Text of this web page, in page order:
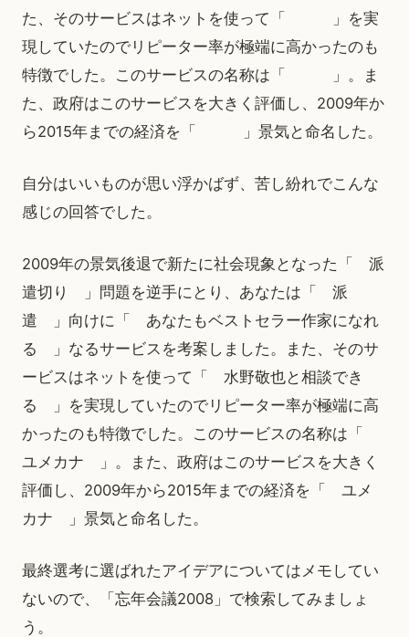
た、そのサービスはネットを使って「 」を実
現していたのでリピーター率が極端に高かったのも
特徴でした。このサービスの名称は「 」。ま
た、政府はこのサービスを大きく評価し、2009年か
ら2015年までの経済を「 」景気と命名した。
自分はいいものが思い浮かばず、苦し紛れでこんな
感じの回答でした。
2009年の景気後退で新たに社会現象となった「 派
遣切り 」問題を逆手にとり、あなたは「 派
遣 」向けに「 あなたもベストセラー作家になれ
る 」なるサービスを考案しました。また、そのサ
ービスはネットを使って「 水野敬也と相談でき
る 」を実現していたのでリピーター率が極端に高
かったのも特徴でした。このサービスの名称は「
ユメカナ 」。また、政府はこのサービスを大きく
評価し、2009年から2015年までの経済を「 ユメ
カナ 」景気と命名した。
最終選考に選ばれたアイデアについてはメモしてい
ないので、「忘年会議2008」で検索してみましょ
う。